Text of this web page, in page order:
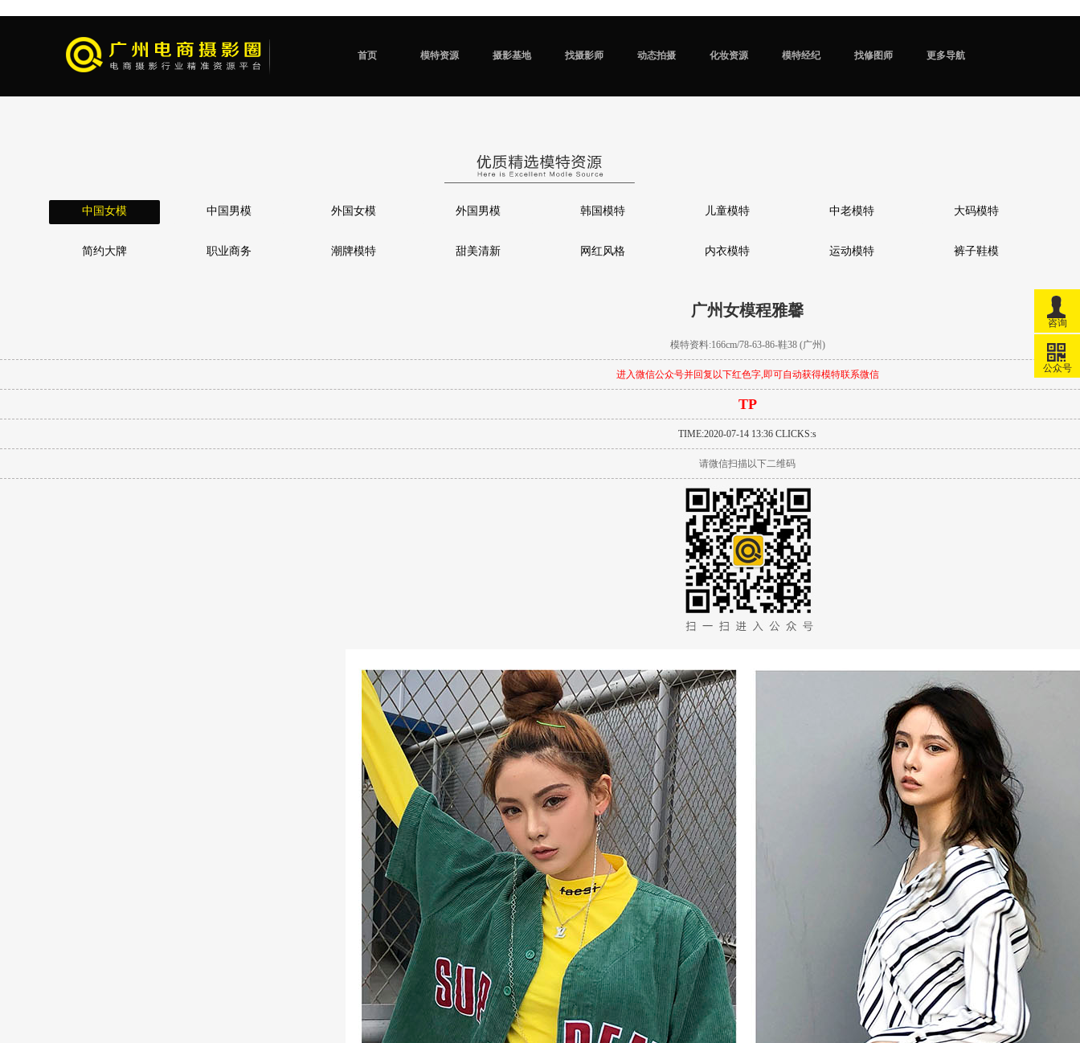
首页 模特资源 摄影基地 找摄影师 动态拍摄 化妆资源 模特经纪 找修图师 更多导航
中国女模 中国男模 外国女模 外国男模 韩国模特 儿童模特 中老模特 大码模特
简约大牌 职业商务 潮牌模特 甜美清新 网红风格 内衣模特 运动模特 裤子鞋模
广州女模程雅馨
模特资料:166cm/78-63-86-鞋38 (广州)
进入微信公众号并回复以下红色字,即可自动获得模特联系微信
TP
TIME:2020-07-14 13:36 CLICKS:s
请微信扫描以下二维码
咨询
公众号